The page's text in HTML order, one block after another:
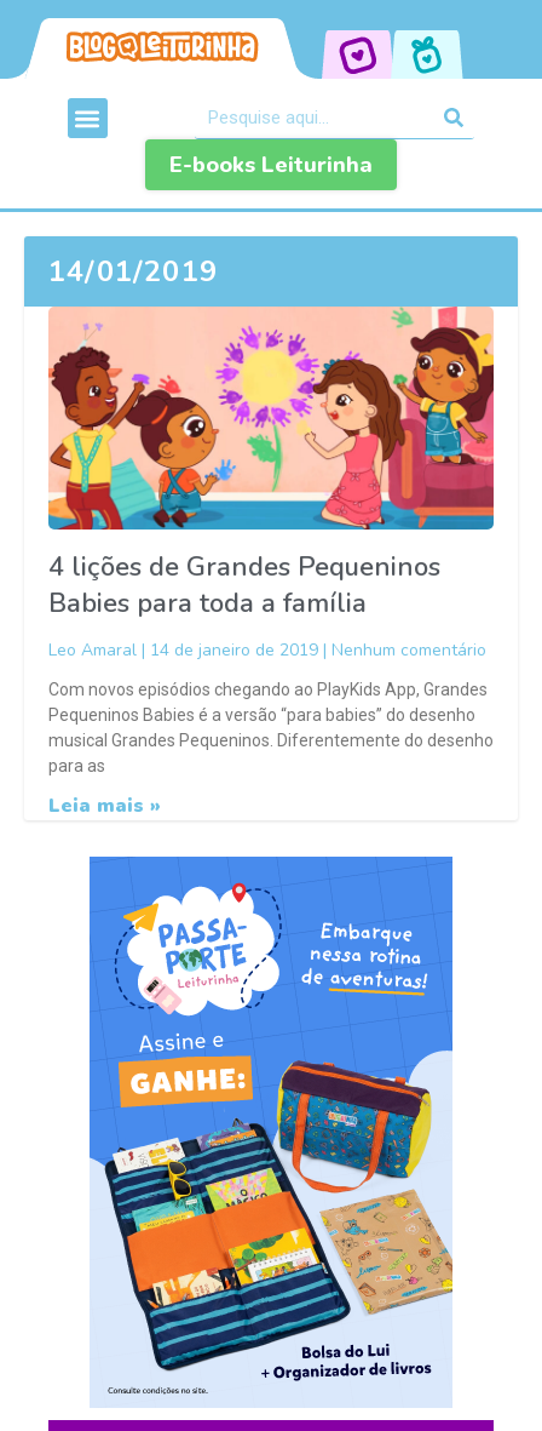
E-books Leiturinha
14/01/2019
4 lições de Grandes Pequeninos
Babies para toda a família
Leo Amaral 14 de janeiro de 2019 Nenhum comentário
Com novos episódios chegando ao PlayKids App, Grandes
Pequeninos Babies é a versão “para babies” do desenho
musical Grandes Pequeninos. Diferentemente do desenho
para as
Leia mais »